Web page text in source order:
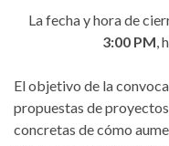
La fecha y hora de
3:00 PM ,
El objetivo de la
propuestas de
concretas de cómo